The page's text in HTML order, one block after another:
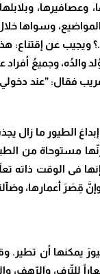
وعصافيرها،
وسواها
ويجيب عن إقتناع:
وجميعُ أفراد
فقال: ”عند
إبداعَ الطيور ما
مستوحاة من
فى الوقت ذاته
وإنَّ قِصَرَ
يمكنها أن تطير.
للتّرف،